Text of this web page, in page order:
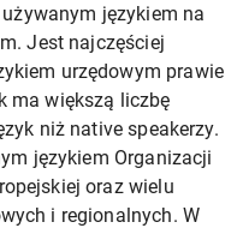
językiem na
Jest najczęściej
urzędowym prawie
ma większą liczbę
niż native speakerzy.
językiem Organizacji
oraz wielu
i regionalnych. W